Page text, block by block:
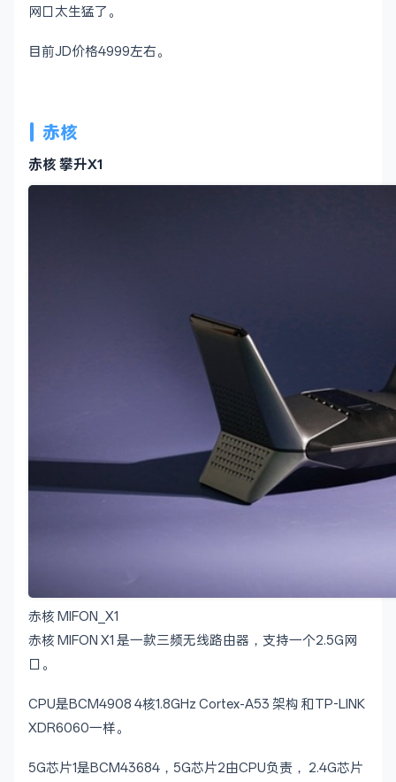
网口太生猛了。
目前JD价格4999左右。
赤核
赤核 攀升X1
赤核 MIFON_X1
赤核 MIFON X1 是一款三频无线路由器，支持一个2.5G网
口。
CPU是BCM4908 4核1.8GHz Cortex-A53 架构 和TP-LINK
XDR6060一样。
5G芯片1是BCM43684，5G芯片2由CPU负责， 2.4G芯片